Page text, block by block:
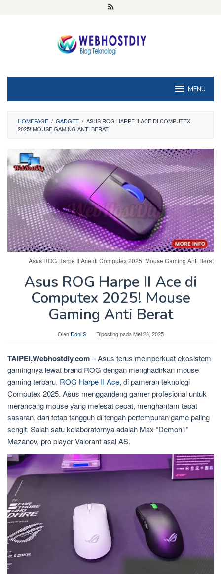
MENU
HOMEPAGE / GADGET / ASUS ROG HARPE II ACE DI COMPUTEX
2025! MOUSE GAMING ANTI BERAT
Asus ROG Harpe II Ace di Computex 2025! Mouse Gaming Anti Berat
Asus ROG Harpe II Ace di
Computex 2025! Mouse
Gaming Anti Berat
Oleh Doni S Diposting padaMei 23, 2025
TAIPEI,Webhostdiy.com– Asus terus memperkuat ekosistem
gamingnya lewat brand ROG dengan menghadirkan mouse
gaming terbaru, ROG Harpe II Ace, di pameran teknologi
Computex 2025. Asus menggandeng gamer profesional untuk
merancang mouse yang melesat cepat, menghantam tepat
sasaran, dan tetap tangguh di tengah pertempuran game paling
sengit. Salah satu kolaboratornya adalah Max “Demon1”
Mazanov, pro player Valorant asal AS.